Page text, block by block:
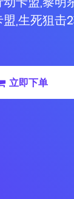
,生死狙击
立即下单